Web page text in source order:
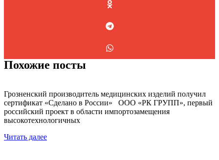
Похожие посты
Грозненский производитель медицинских изделий получил
сертификат «Сделано в России» ООО «РК ГРУПП», первый
российский проект в области импортозамещения
высокотехнологичных
Читать далее